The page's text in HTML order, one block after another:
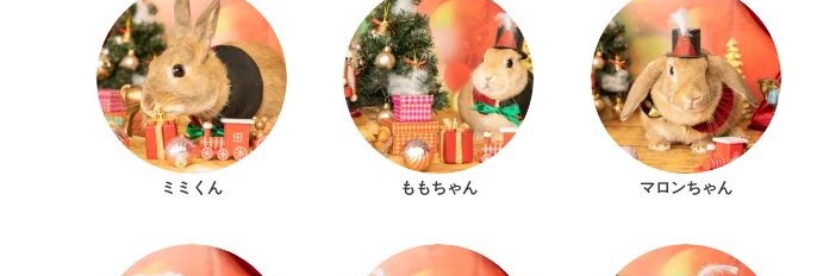
ミミくん ももちゃん マロンちゃん